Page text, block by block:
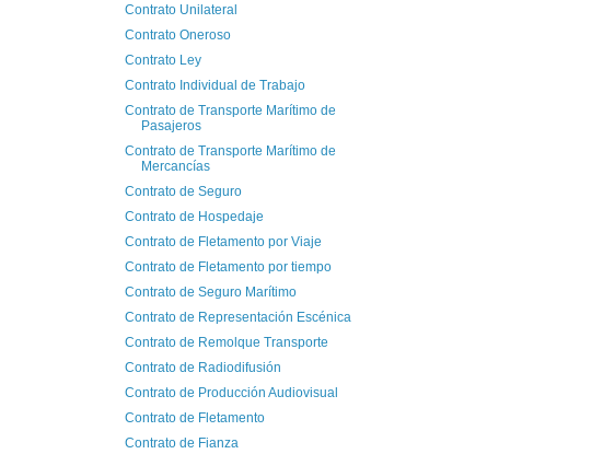
Contrato Unilateral
Contrato Oneroso
Contrato Ley
Contrato Individual de Trabajo
Contrato de Transporte Marítimo de
Pasajeros
Contrato de Transporte Marítimo de
Mercancías
Contrato de Seguro
Contrato de Hospedaje
Contrato de Fletamento por Viaje
Contrato de Fletamento por tiempo
Contrato de Seguro Marítimo
Contrato de Representación Escénica
Contrato de Remolque Transporte
Contrato de Radiodifusión
Contrato de Producción Audiovisual
Contrato de Fletamento
Contrato de Fianza